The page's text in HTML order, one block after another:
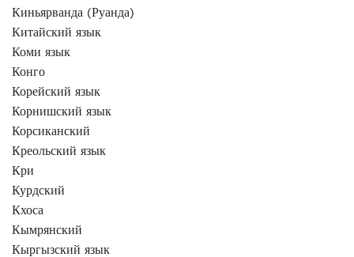
Киньярванда (Руанда)
Китайский язык
Коми язык
Конго
Корейский язык
Корнишский язык
Корсиканский
Креольский язык
Кри
Курдский
Кхоса
Кымрянский
Кыргызский язык